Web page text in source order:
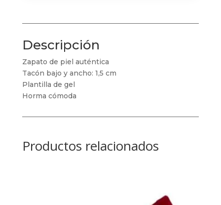
Descripción
Zapato de piel auténtica
Tacón bajo y ancho: 1,5 cm
Plantilla de gel
Horma cómoda
Productos relacionados